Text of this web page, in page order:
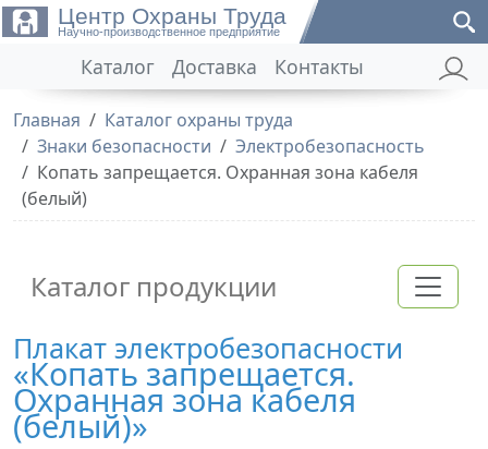
Центр Охраны Труда
Научно-производственное предприятие
Каталог Доставка Контакты
Главная
Каталог охраны труда
Знаки безопасности
Электробезопасность
Копать запрещается. Охранная зона кабеля
(белый)
Каталог продукции
Плакат электробезопасности
«Копать запрещается.
Охранная зона кабеля
(белый)»